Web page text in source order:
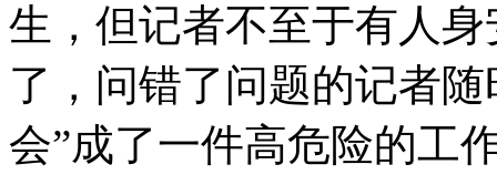
生，但记者不至于有人
了，问错了问题的记者
会”成了一件高危险的工